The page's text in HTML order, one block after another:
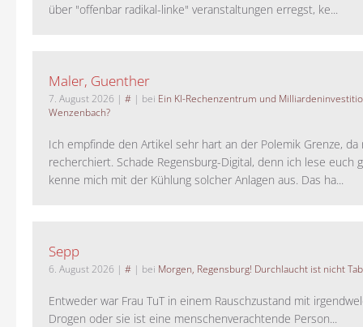
über "offenbar radikal-linke" veranstaltungen erregst, ke...
Maler, Guenther
7. August 2026 | # | bei Ein KI-Rechenzentrum und
Wenzenbach?
Ich empfinde den Artikel sehr hart an der Polemik Grenze,
recherchiert. Schade Regensburg-Digital, denn ich lese euch
kenne mich mit der Kühlung solcher Anlagen aus. Das ha...
Sepp
6. August 2026 | # | bei Morgen, Regensburg! Durchlaucht ist nicht
Entweder war Frau TuT in einem Rauschzustand mit
Drogen oder sie ist eine menschenverachtende Person...